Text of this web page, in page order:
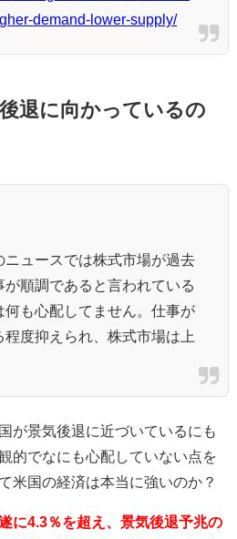
demand-lower-supply/
退に向かっているの
ュースでは株式市場が過去
順調であると言われている
何も心配してません。仕事が
度抑えられ、株式市場は上
が景気後退に近づいているにも
的でなにも心配していない点を
米国の経済は本当に強いのか？
に4.3％を超え、景気後退予兆の